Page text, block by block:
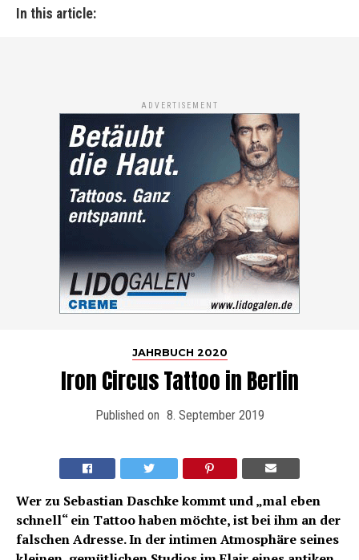
In this article:
ADVERTISEMENT
JAHRBUCH 2020
Iron Circus Tattoo in Berlin
Published on 8. September 2019
Wer zu Sebastian Daschke kommt und „mal eben
schnell“ ein Tattoo haben möchte, ist bei ihm an der
falschen Adresse. In der intimen Atmosphäre seines